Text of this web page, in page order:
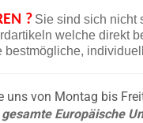
? Sie sind sich nicht
welche direkt
bestmögliche,
uns von Montag bis
Europäische